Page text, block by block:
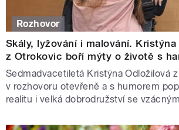
Rozhovor
Skály, lyžování i malování.
z Otrokovic boří mýty o životě s
Sedmadvacetiletá Kristýna Odložilová
v rozhovoru otevřeně a s humorem
realitu i velká dobrodružství se